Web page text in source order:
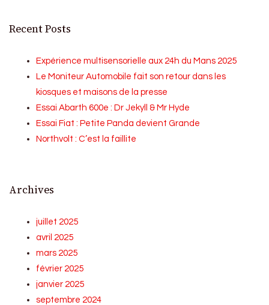
Recent Posts
Expérience multisensorielle aux 24h du Mans 2025
Le Moniteur Automobile fait son retour dans les
kiosques et maisons de la presse
Essai Abarth 600e : Dr Jekyll & Mr Hyde
Essai Fiat : Petite Panda devient Grande
Northvolt : C’est la faillite
Archives
juillet 2025
avril 2025
mars 2025
février 2025
janvier 2025
septembre 2024